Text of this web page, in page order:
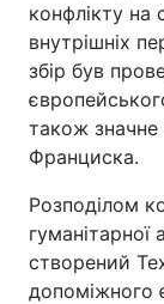
конфлікту на
внутрішніх
збір був
також
Франциска.
Розподілом
гуманітарної
створений
допоміжного